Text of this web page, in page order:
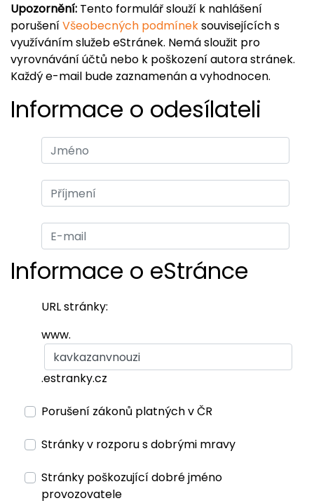
Upozornění: Tento formulář slouží k nahlášení
porušeníVšeobecných podmíneksouvisejících s
využíváním služeb eStránek. Nemá sloužit pro
vyrovnávání účtů nebo k poškození autora stránek.
Každý e-mail bude zaznamenán a vyhodnocen.
Informace o odesílateli
Informace o eStránce
URL stránky:
www.
.estranky.cz
Porušení zákonů platných v ČR
Stránky v rozporu s dobrými mravy
Stránky poškozující dobré jméno
provozovatele